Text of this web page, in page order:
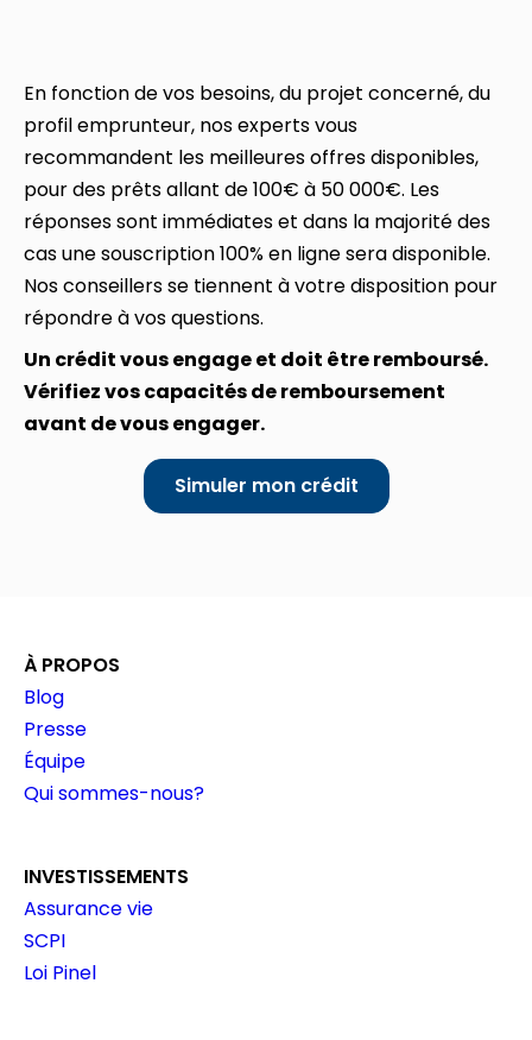
En fonction de vos besoins, du projet concerné, du
profil emprunteur, nos experts vous
recommandent les meilleures offres disponibles,
pour des prêts allant de 100€ à 50 000€. Les
réponses sont immédiates et dans la majorité des
cas une souscription 100% en ligne sera disponible.
Nos conseillers se tiennent à votre disposition pour
répondre à vos questions.
Un crédit vous engage et doit être remboursé.
Vérifiez vos capacités de remboursement
avant de vous engager.
Simuler mon crédit
À PROPOS
Blog
Presse
Équipe
Qui sommes-nous?
INVESTISSEMENTS
Assurance vie
SCPI
Loi Pinel